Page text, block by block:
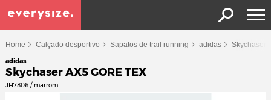
Home Calçado desportivo Sapatos de trail running adidas Skychaser
adidas
Skychaser AX5 GORE TEX
JH7806 / marrom